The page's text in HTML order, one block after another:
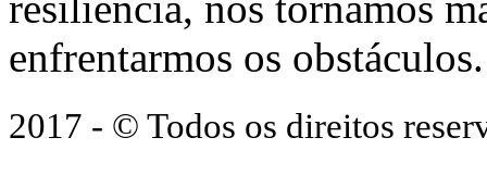
enfrentarmos os obstáculos.
2017 - © Todos os direitos